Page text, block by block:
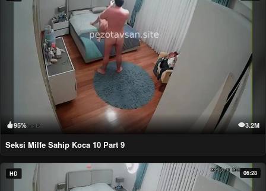
95% 3.2M
Seksi Milfe Sahip Koca 10 Part 9
HD 06:28